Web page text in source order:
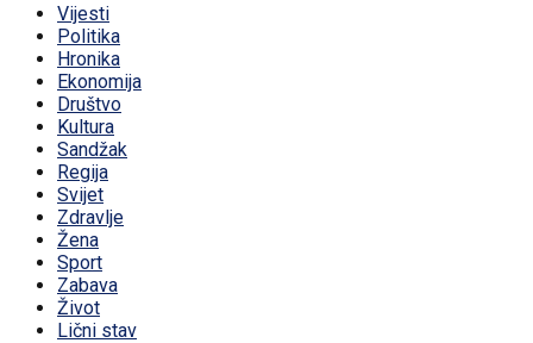
Vijesti
Politika
Hronika
Ekonomija
Društvo
Kultura
Sandžak
Regija
Svijet
Zdravlje
Žena
Sport
Zabava
Život
Lični stav